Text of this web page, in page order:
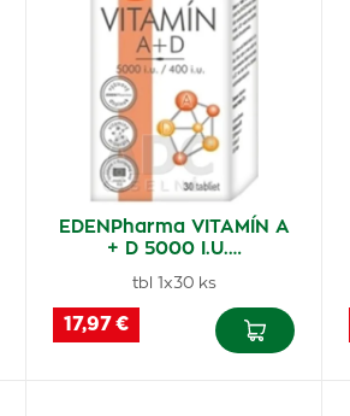
EDENPharma VITAMÍN A
+ D 5000 I.U.…
tbl 1x30 ks
17,97 €